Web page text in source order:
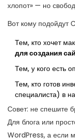
хлопот» — но
Вот кому подойдут
Тем, кто хочет
для создания
Тем, у кого есть
Тем, кто готов
специалиста) в
Совет: не спешите
Для блога или
WordPress, а если